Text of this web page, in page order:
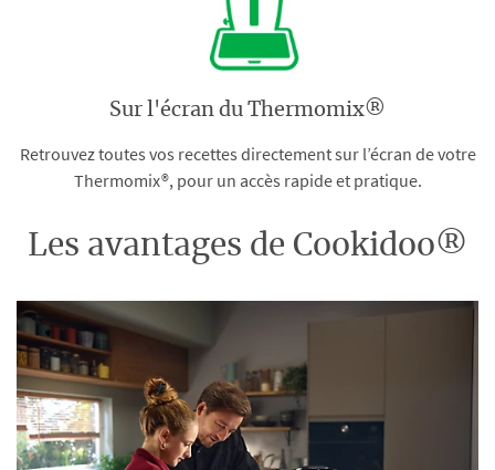
Sur l'écran du Thermomix®
Retrouvez toutes vos recettes directement sur l’écran de votre
Thermomix®, pour un accès rapide et pratique.
Les avantages de Cookidoo®